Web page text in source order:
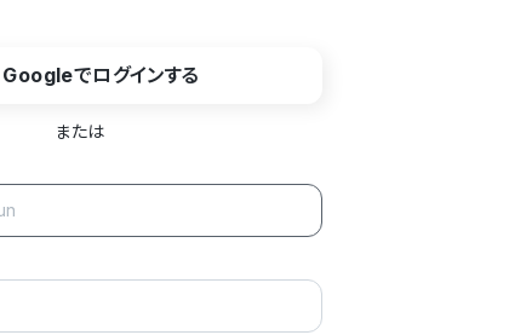
Googleでログインする
または